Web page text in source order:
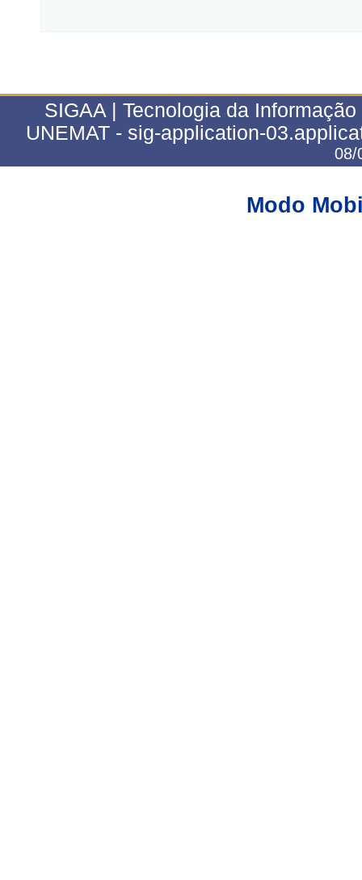
SIGAA | Tecnologia da
UNEMAT - sig-application-
08/
Modo